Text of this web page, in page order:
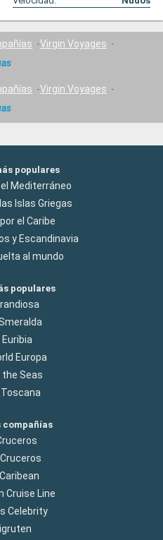
Virgin Voyages
Virgin Voyages
populares
Mediterráneo
Islas Griegas
el Caribe
y Escandinavia
al mundo
populares
Euribia
Europa
the Seas
compañías
Cruise Line
Celebrity